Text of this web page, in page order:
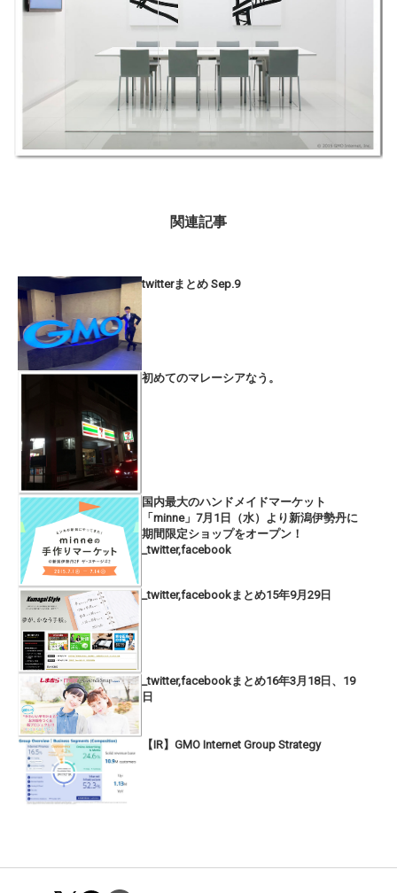
関連記事
twitterまとめ Sep.9
初めてのマレーシアなう。
国内最大のハンドメイドマーケット
「minne」7月1日（水）より新潟伊勢丹に
期間限定ショップをオープン！
_twitter,facebook
_twitter,facebookまとめ15年9月29日
_twitter,facebookまとめ16年3月18日、19
日
【IR】GMO Internet Group Strategy